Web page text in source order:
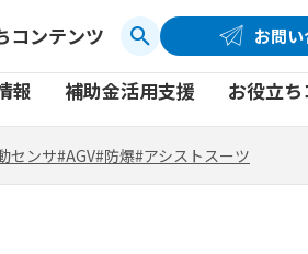
お問
製品一覧
コンテンツ
社員ブログ
センサ#AGV#防爆#アシストスーツ
コーポレートサイト お問
報
製品一覧
補助金活用支援 お役立
社員ブログ
センサ#AGV#防爆#アシストスーツ